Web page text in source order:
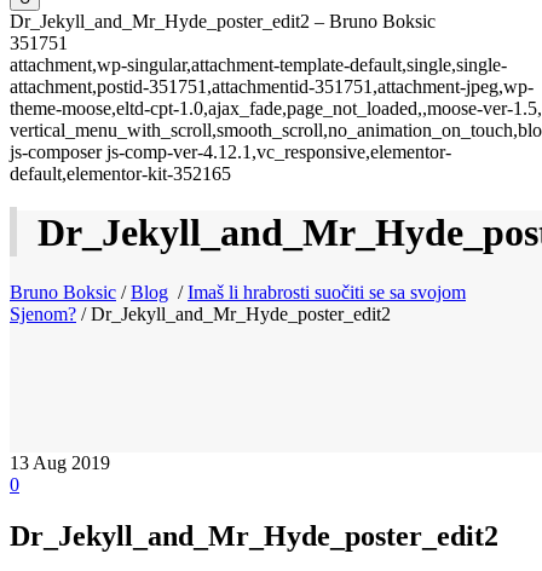
Dr_Jekyll_and_Mr_Hyde_poster_edit2 – Bruno Boksic
351751
attachment,wp-singular,attachment-template-default,single,single-
attachment,postid-351751,attachmentid-351751,attachment-jpeg,wp-
theme-moose,eltd-cpt-1.0,ajax_fade,page_not_loaded,,moose-ver-1.5,
js-composer js-comp-ver-4.12.1,vc_responsive,elementor-
default,elementor-kit-352165
Bruno Boksic /Blog /Imaš li hrabrosti suočiti se sa svojom
Sjenom? /Dr_Jekyll_and_Mr_Hyde_poster_edit2
13Aug 2019
0
Dr_Jekyll_and_Mr_Hyde_poster_edit2